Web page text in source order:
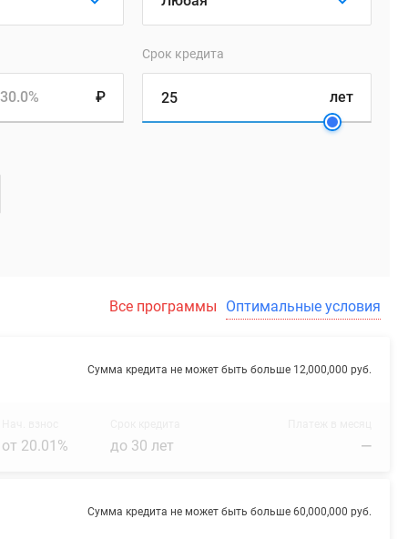
₽
30.0%
Срок кредита
лет
Все программы Оптимальные условия
Сумма кредита не может быть больше 12,000,000 руб.
от 20.01% до 30 лет —
Сумма кредита не может быть больше 60,000,000 руб.